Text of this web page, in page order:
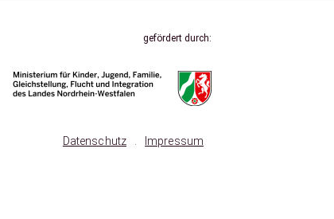
gefördert durch:
Datenschutz Impressum